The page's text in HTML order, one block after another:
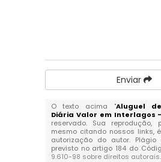
Enviar
O texto acima "Aluguel
Diária Valor em Interlagos -
reservado. Sua reprodução,
mesmo citando nossos links,
autorização do autor.
previsto no artigo 184 do
9.610-98 sobre direitos autorais.